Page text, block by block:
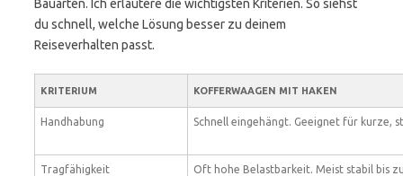
Bauarten. Ich erläutere die wichtigsten Kriterien. So siehst
du schnell, welche Lösung besser zu deinem
Reiseverhalten passt.
KRITERIUM KOFFERWAAGEN MIT HAKEN
Handhabung Schnell eingehängt. Geeignet für kurze,
Tragfähigkeit
Oft hohe Belastbarkeit. Meist stabil bis